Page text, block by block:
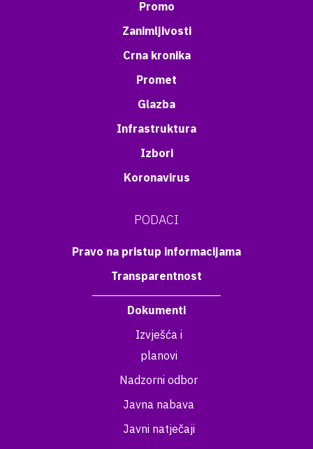
Promo
Zanimljivosti
Crna kronika
Promet
Glazba
Infrastruktura
Izbori
Koronavirus
PODACI
Pravo na pristup informacijama
Transparentnost
Dokumenti
Izvješća i
planovi
Nadzorni odbor
Javna nabava
Javni natječaji